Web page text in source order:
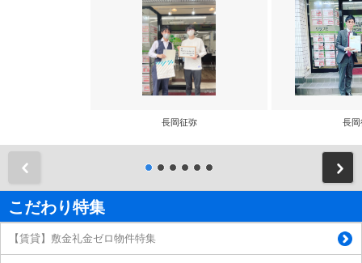
長岡征弥 長岡
こだわり特集
【賃貸】敷金礼金ゼロ物件特集